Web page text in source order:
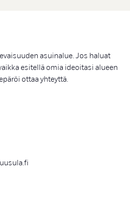
asuinalue. Jos haluat
esitellä omia ideoitasi alueen
ottaa yhteyttä.